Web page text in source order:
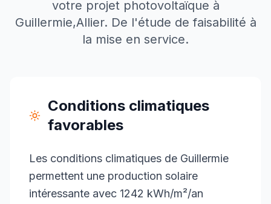
votre projet photovoltaïque à
Guillermie,Allier. De l'étude de faisabilité à
la mise en service.
Conditions climatiques
favorables
Les conditions climatiques de Guillermie
permettent une production solaire
intéressante avec 1242 kWh/m²/an